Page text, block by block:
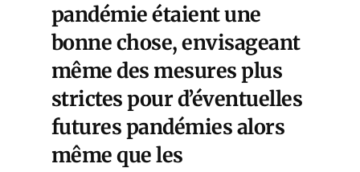
pandémie étaient une
bonne chose, envisageant
même des mesures plus
strictes pour d’éventuelles
futures pandémies alors
même que les